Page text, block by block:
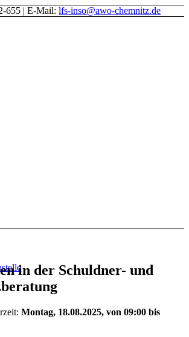
655 | E-Mail:lfs-inso@awo-chemnitz.de
in der Schuldner- und
Montag, 18.08.2025, von 09:00 bis